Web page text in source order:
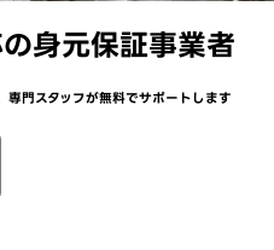
の身元保証事業者
専門スタッフが無料でサポートします